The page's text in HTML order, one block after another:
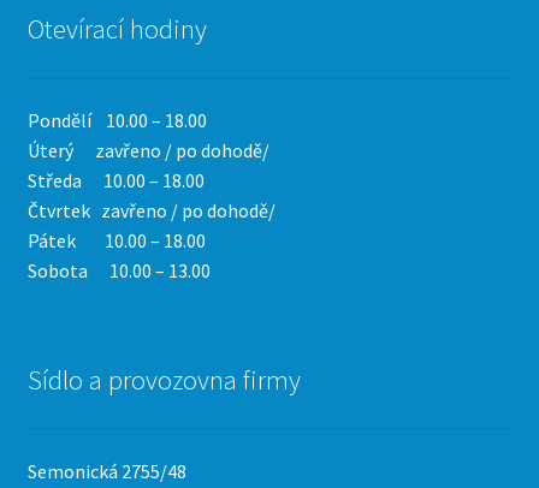
Otevírací hodiny
Pondělí 10.00 – 18.00
Úterý zavřeno / po dohodě/
Středa 10.00 – 18.00
Čtvrtek zavřeno / po dohodě/
Pátek 10.00 – 18.00
Sobota 10.00 – 13.00
Sídlo a provozovna firmy
Semonická 2755/48